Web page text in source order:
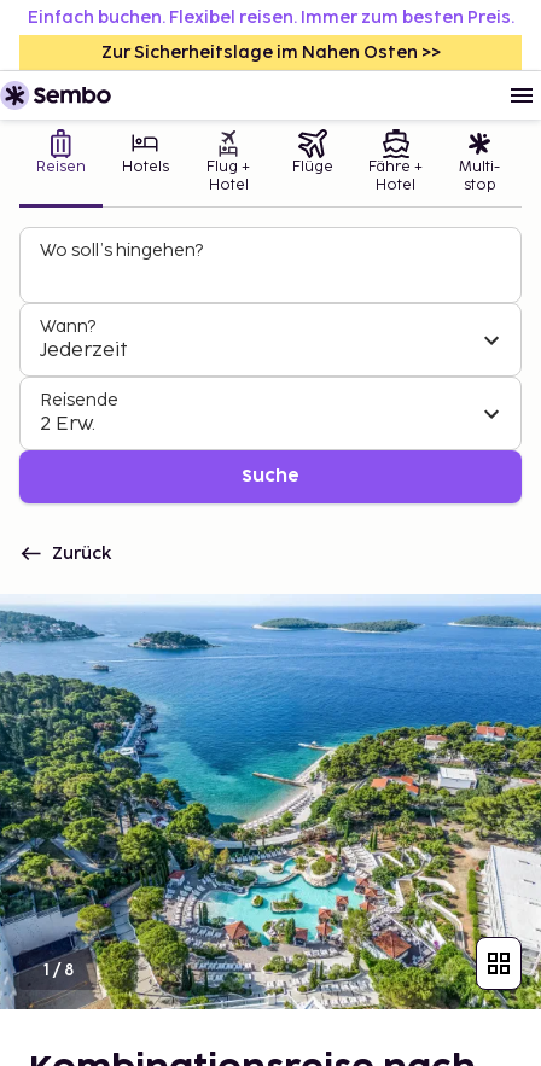
Einfach buchen. Flexibel reisen. Immer zum besten Preis.
Zur Sicherheitslage im Nahen Osten >>
Reisen Hotels
Flug +
Hotel
Flüge
Fähre +
Hotel
Multi-
stop
Wo soll’s hingehen?
Wann?
Jederzeit
Reisende
2 Erw.
Suche
Zurück
1 /8